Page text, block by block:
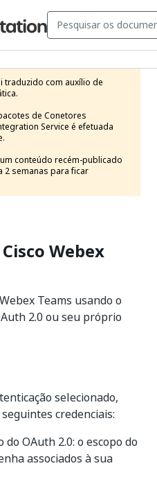
traduzido com auxílio de
de Conetores
Service é efetuada
conteúdo recém-publicado
2 semanas para ficar
Webex
Teams usando o
2.0 ou seu próprio
selecionado,
credenciais:
OAuth 2.0: o escopo do
associados à sua